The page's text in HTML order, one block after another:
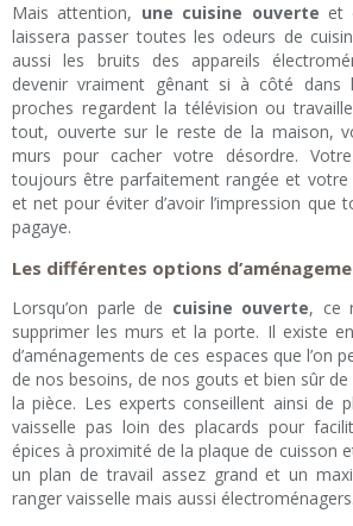
Mais attention, une cuisine ouverte et
laissera passer toutes les odeurs de
aussi les bruits des appareils
devenir vraiment gênant si à côté dans
proches regardent la télévision ou
tout, ouverte sur le reste de la maison,
murs pour cacher votre désordre.
toujours être parfaitement rangée et votre
et net pour éviter d’avoir l’impression que
pagaye.
Les différentes options
Lorsqu’on parle de cuisine ouverte, ce
supprimer les murs et la porte. Il existe
d’aménagements de ces espaces que l’on
de nos besoins, de nos gouts et bien sûr de
la pièce. Les experts conseillent ainsi de
vaisselle pas loin des placards pour
épices à proximité de la plaque de cuisson
un plan de travail assez grand et un
ranger vaisselle mais aussi électroménagers.